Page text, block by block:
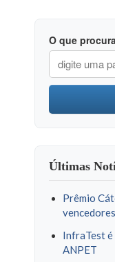
O que
Últimas
Prêmio
InfraTest
ANPET